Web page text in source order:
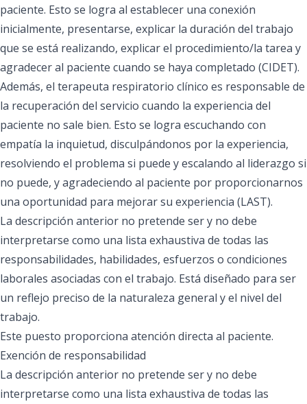
paciente. Esto se logra al establecer una conexión
inicialmente, presentarse, explicar la duración del trabajo
que se está realizando, explicar el procedimiento/la tarea y
agradecer al paciente cuando se haya completado (CIDET).
Además, el terapeuta respiratorio clínico es responsable de
la recuperación del servicio cuando la experiencia del
paciente no sale bien. Esto se logra escuchando con
empatía la inquietud, disculpándonos por la experiencia,
resolviendo el problema si puede y escalando al liderazgo si
no puede, y agradeciendo al paciente por proporcionarnos
una oportunidad para mejorar su experiencia (LAST).
La descripción anterior no pretende ser y no debe
interpretarse como una lista exhaustiva de todas las
responsabilidades, habilidades, esfuerzos o condiciones
laborales asociadas con el trabajo. Está diseñado para ser
un reflejo preciso de la naturaleza general y el nivel del
trabajo.
Este puesto proporciona atención directa al paciente.
Exención de responsabilidad
La descripción anterior no pretende ser y no debe
interpretarse como una lista exhaustiva de todas las